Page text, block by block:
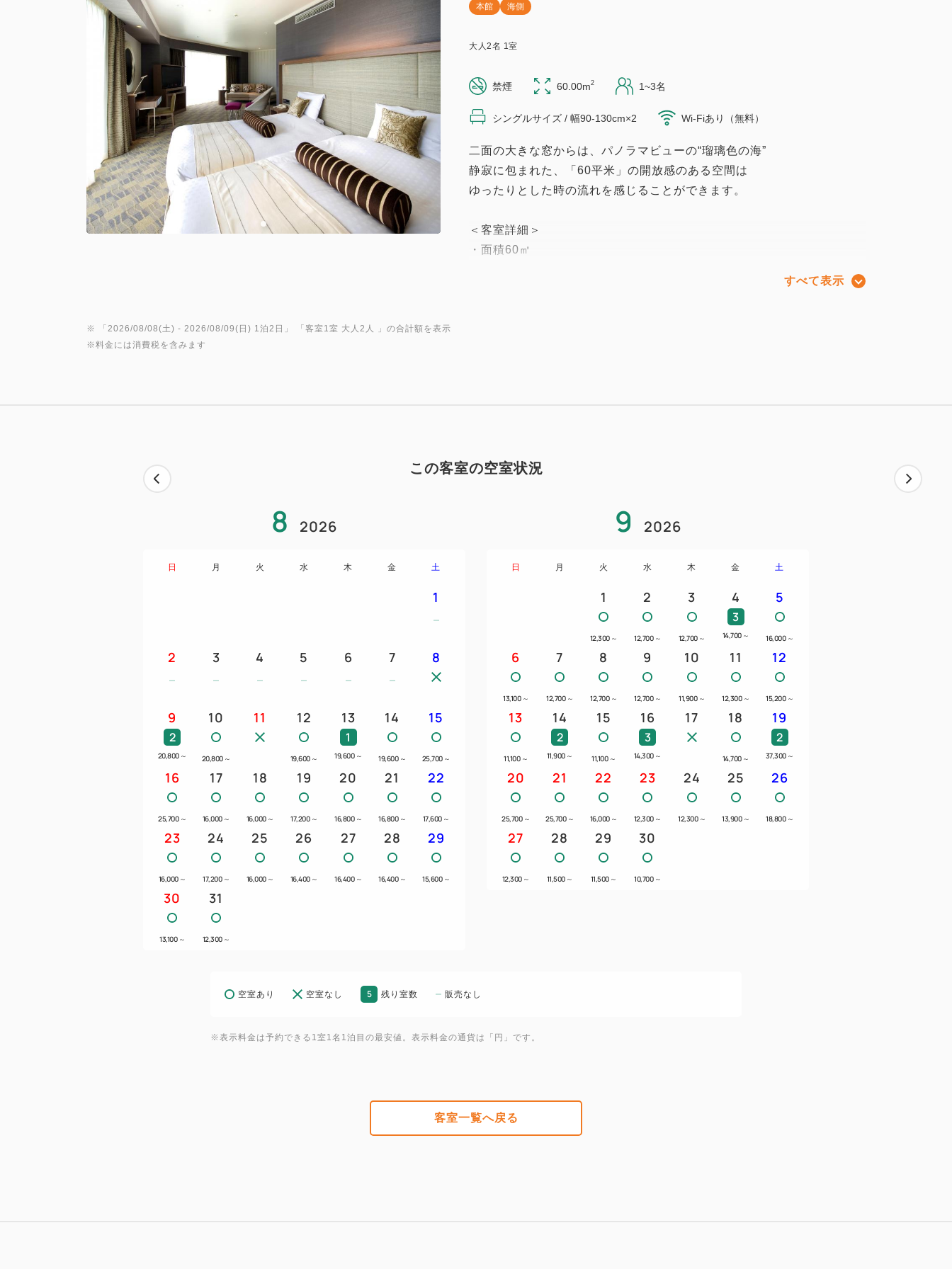
本館 海側
大人2名 1室
禁煙 60.00m2 1~3名
シングルサイズ / 幅90-130cm×2 Wi-Fiあり（無料）
二面の大きな窓からは、パノラマビューの“瑠璃色の海”
静寂に包まれた、「60平米」の開放感のある空間は
ゆったりとした時の流れを感じることができます。
＜客室詳細＞
・面積60㎡
コットンパフ／バスタブレット
すべて表示
※ 「 2026/08/08(土) - 2026/08/09(日) 1泊2日 」 「 客室1室 大人2人
」の合計額を表示
※料金には消費税を含みます
この客室の空室状況
8 2026
日 月 火 水 木 金 土
1
2 3 4 5 6 7 8
9
2
20,800 ～
10
20,800 ～
11 12
19,600 ～
13
1
19,600 ～
14
19,600 ～
15
25,700 ～
16
25,700 ～
17
16,000 ～
18
16,000 ～
19
17,200 ～
20
16,800 ～
21
16,800 ～
22
17,600 ～
23
16,000 ～
24
17,200 ～
25
16,000 ～
26
16,400 ～
27
16,400 ～
28
16,400 ～
29
15,600 ～
30
13,100 ～
31
12,300 ～
9 2026
日 月 火 水 木 金 土
1
12,300 ～
2
12,700 ～
3
12,700 ～
4
3
14,700 ～
5
16,000 ～
6
13,100 ～
7
12,700 ～
8
12,700 ～
9
12,700 ～
10
11,900 ～
11
12,300 ～
12
15,200 ～
13
11,100 ～
14
2
11,900 ～
15
11,100 ～
16
3
14,300 ～
17 18
14,700 ～
19
2
37,300 ～
20
25,700 ～
21
25,700 ～
22
16,000 ～
23
12,300 ～
24
12,300 ～
25
13,900 ～
26
18,800 ～
27
12,300 ～
28
11,500 ～
29
11,500 ～
30
10,700 ～
空室あり 空室なし 5 残り室数 販売なし
※表示料金は予約できる1室1名1泊目の最安値。表示料金の通貨は「円」です。
客室一覧へ戻る